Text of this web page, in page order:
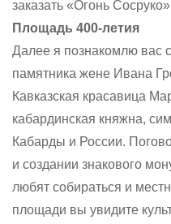
заказать «Огонь
Площадь 400-летия
Далее я познакомлю вас
памятника жене Ивана
Кавказская красавица
кабардинская княжна,
Кабарды и России.
и создании знакового
любят собираться и
площади вы увидите